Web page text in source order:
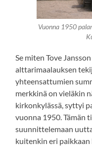
Vuonna 1950
Se miten Tove
alttarimaalauksen
yhteensattumien
merkkinä on vieläkin
kirkonkylässä, syttyi
vuonna 1950. Tämän
suunnittelemaan
kuitenkin eri